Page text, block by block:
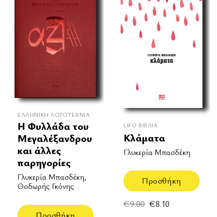
ΕΛΛΗΝΙΚΉ ΛΟΓΟΤΕΧΝΊΑ
Η Φυλλάδα του
Μεγαλέξανδρου
και άλλες
παρηγορίες
Γλυκερία Μπασδέκη,
Θοδωρής Γκόνης
Προσθήκη
LIFO ΒΙΒΛΊΑ
Κλάματα
Γλυκερία Μπασδέκη
Προσθήκη
€9.00 Original
€8.10